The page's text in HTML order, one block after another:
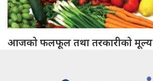
आजको फलफूल तथा तरकारीको मूल्य